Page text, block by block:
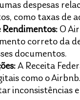
despesas
como taxas de
O
correto da
documentos.​
A Receita
como o
inconsistências